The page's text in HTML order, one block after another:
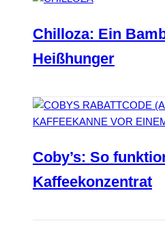
Chilloza: Ein
Heißhunger
Coby’s: So
Kaffeekonzentrat